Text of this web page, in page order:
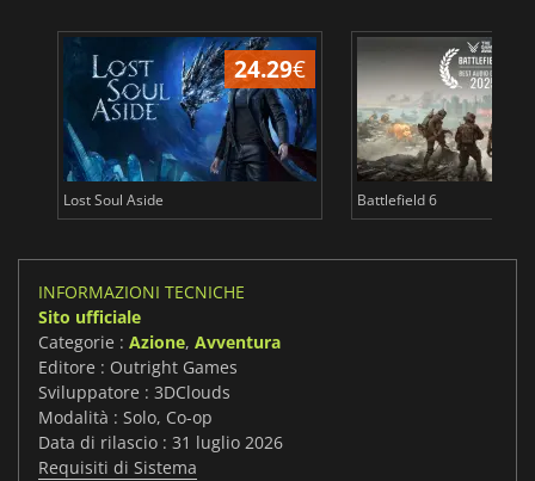
24.29€
Lost Soul Aside Battlefield 6
INFORMAZIONI TECNICHE
Sito ufficiale
Categorie : Azione, Avventura
Editore : Outright Games
Sviluppatore : 3DClouds
Modalità : Solo, Co-op
Data di rilascio : 31 luglio 2026
Requisiti di Sistema